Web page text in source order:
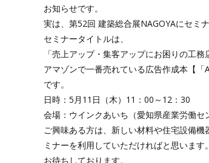
お知らせです。
実は、第52回 建築総合展NAGOYAにセミ
セミナータイトルは、
「売上アップ・集客アップにお困りの工
アマゾンで一番売れている広告作成本【「
です。
日時：5月11日（木）11：00～12：30
会場：ウインクあいち（愛知県産業労働
ご興味ある方は、新しい材料や住宅設備
ミナーを利用していただければと思います。
お待ちしております。